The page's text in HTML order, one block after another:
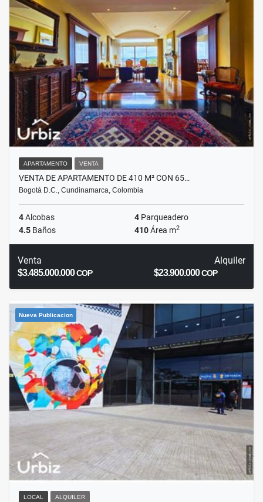
APARTAMENTO VENTA
VENTA DE APARTAMENTO DE 410 M² CON 65…
Bogotá D.C., Cundinamarca, Colombia
4Alcobas 4 Parqueadero
4.5 Baños 410Área m2
Venta
$3.485.000.000COP
Alquiler
$23.900.000COP
Nueva Publicacion
LOCAL ALQUILER